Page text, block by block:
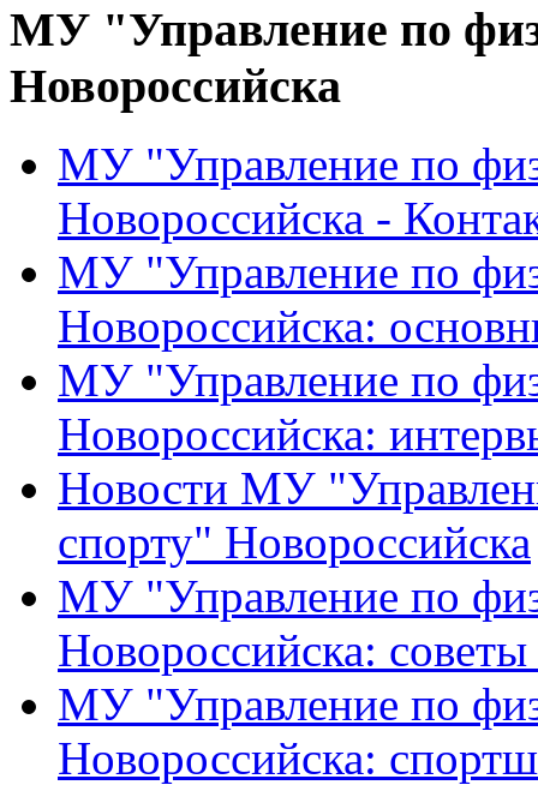
МУ "Управление по
Новороссийска
МУ "Управление по
Новороссийска -
МУ "Управление по
Новороссийска:
МУ "Управление по
Новороссийска:
Новости МУ
спорту" Новороссийска
МУ "Управление по
Новороссийска:
МУ "Управление по
Новороссийска: